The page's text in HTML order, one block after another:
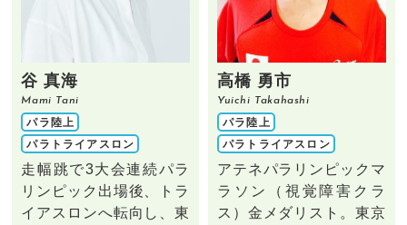
谷 真海
Mami Tani
パラ陸上
パラトライアスロン
走幅跳で3大会連続パラ
リンピック出場後、トラ
イアスロンへ転向し、東
高橋 勇市
Yuichi Takahashi
パラ陸上
パラトライアスロン
アテネパラリンピックマ
ラソン（視覚障害クラ
ス）金メダリスト。東京